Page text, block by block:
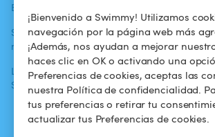
¡Bienvenido a Swimmy! Utilizamos
navegación por la página web más
¡Además, nos ayudan a mejorar
haces clic en OK o activando una
Preferencias de cookies, aceptas las
nuestra Política de confidencialidad.
tus preferencias o retirar tu
actualizar tus Preferencias de cookies.
Blog
Swimmy en los
medios
La aventura
Swimmy
Para los
propietarios
Alquilar mi
piscina
¿Cómo funciona?